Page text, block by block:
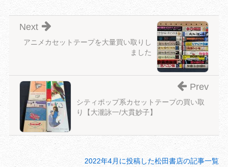
アニメカセットテープを大量買い取りし
ました
Next
シティポップ系カセットテープの買い取
り【大瀧詠一/大貫妙子】
Prev
2022年4月に投稿した松田書店の記事一覧